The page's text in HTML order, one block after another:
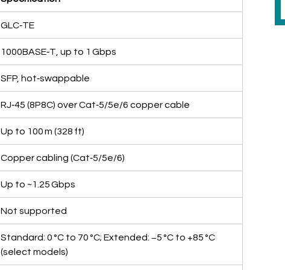
GLC‑TE
1000BASE‑T, up to 1 Gbps
SFP, hot‑swappable
RJ‑45 (8P8C) over Cat‑5/5e/6 copper cable
Up to 100 m (328 ft)
Copper cabling (Cat‑5/5e/6)
Up to ~1.25 Gbps
Not supported
Standard: 0 °C to 70 °C; Extended: −5 °C to +85 °C
(select models)